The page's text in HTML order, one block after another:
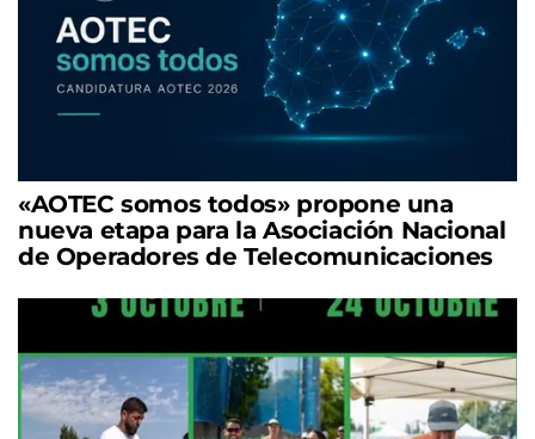
«AOTEC somos todos» propone una
nueva etapa para la Asociación Nacional
de Operadores de Telecomunicaciones